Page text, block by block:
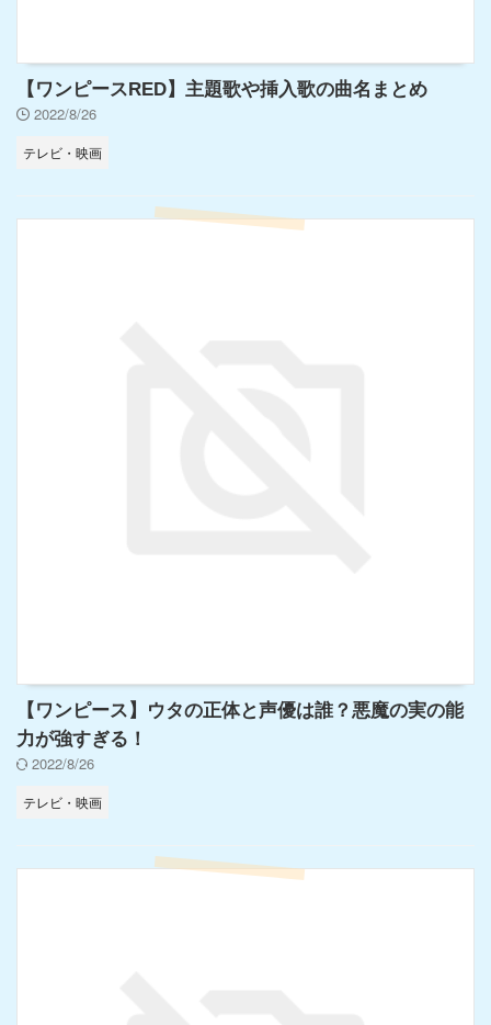
【ワンピースRED】主題歌や挿入歌の曲名まとめ
2022/8/26
テレビ・映画
【ワンピース】ウタの正体と声優は誰？悪魔の実の能
力が強すぎる！
2022/8/26
テレビ・映画